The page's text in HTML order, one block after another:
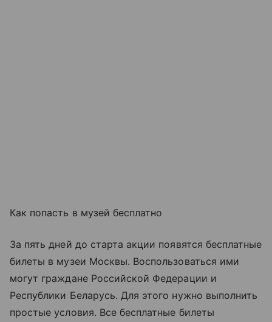
Как попасть в музей бесплатно
За пять дней до старта акции появятся бесплатные
билеты в музеи Москвы. Воспользоваться ими
могут граждане Российской Федерации и
Республики Беларусь. Для этого нужно выполнить
простые условия. Все бесплатные билеты